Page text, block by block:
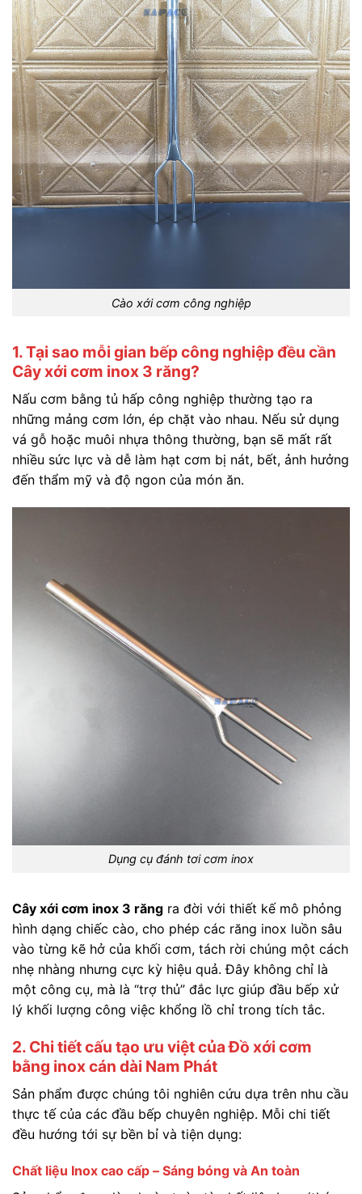
Cào xới cơm công nghiệp
1. Tại sao mỗi gian bếp công nghiệp đều cần
Cây xới cơm inox 3 răng?
Nấu cơm bằng tủ hấp công nghiệp thường tạo ra
những mảng cơm lớn, ép chặt vào nhau. Nếu sử dụng
vá gỗ hoặc muôi nhựa thông thường, bạn sẽ mất rất
nhiều sức lực và dễ làm hạt cơm bị nát, bết, ảnh hưởng
đến thẩm mỹ và độ ngon của món ăn.
Dụng cụ đánh tơi cơm inox
Cây xới cơm inox 3 răng ra đời với thiết kế mô phỏng
hình dạng chiếc cào, cho phép các răng inox luồn sâu
vào từng kẽ hở của khối cơm, tách rời chúng một cách
nhẹ nhàng nhưng cực kỳ hiệu quả. Đây không chỉ là
một công cụ, mà là “trợ thủ” đắc lực giúp đầu bếp xử
lý khối lượng công việc khổng lồ chỉ trong tích tắc.
2. Chi tiết cấu tạo ưu việt của Đồ xới cơm
bằng inox cán dài Nam Phát
Sản phẩm được chúng tôi nghiên cứu dựa trên nhu cầu
thực tế của các đầu bếp chuyên nghiệp. Mỗi chi tiết
đều hướng tới sự bền bỉ và tiện dụng:
Chất liệu Inox cao cấp – Sáng bóng và An toàn